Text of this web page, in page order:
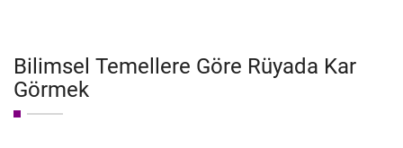
Bilimsel Temellere Göre Rüyada Kar
Görmek